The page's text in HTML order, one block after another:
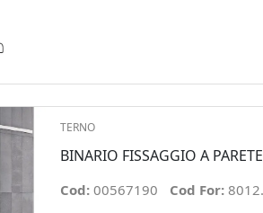
TERNO
BINARIO FISSAGGIO A
Cod: 00567190 Cod For: